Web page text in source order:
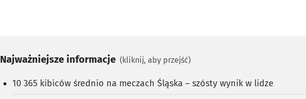
Najważniejsze informacje (kliknij, aby przejść)
10 365 kibiców średnio na meczach Śląska – szósty wynik w lidze